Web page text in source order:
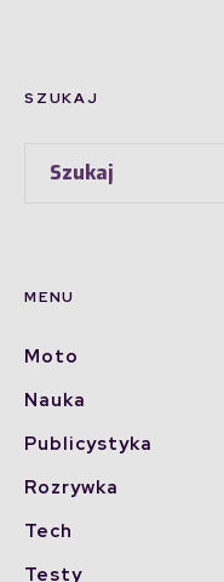
SZUKAJ
MENU
Moto
Nauka
Publicystyka
Rozrywka
Tech
Testy